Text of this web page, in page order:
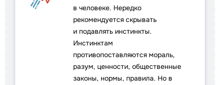
в человеке. Нередко
рекомендуется скрывать
и подавлять инстинкты.
Инстинктам
противопоставляются мораль,
разум, ценности, общественные
законы, нормы, правила. Но в